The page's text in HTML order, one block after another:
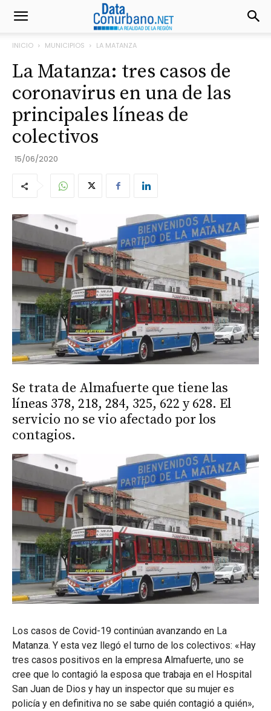
INICIO MUNICIPIOS LA MATANZA
La Matanza: tres casos de
coronavirus en una de las
principales líneas de
colectivos
15/06/2020
Se trata de Almafuerte que tiene las
líneas 378, 218, 284, 325, 622 y 628. El
servicio no se vio afectado por los
contagios.
Los casos de Covid-19 continúan avanzando en La
Matanza. Y esta vez llegó el turno de los colectivos: «Hay
tres casos positivos en la empresa Almafuerte, uno se
cree que lo contagió la esposa que trabaja en el Hospital
San Juan de Dios y hay un inspector que su mujer es
policía y en definitiva no se sabe quién contagió a quién»,